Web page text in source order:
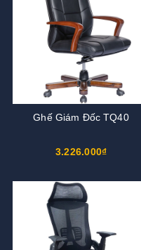
Ghế Giám Đốc TQ40
3.226.000₫